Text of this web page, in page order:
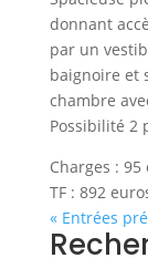
donnant
par un
baignoire et
chambre
Possibilité 2
Charges :
TF : 892
« Entrées